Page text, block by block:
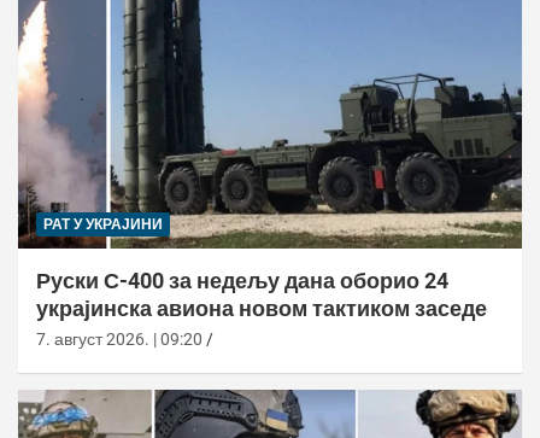
РАТ У УКРАЈИНИ
Руски С-400 за недељу дана оборио 24
украјинска авиона новом тактиком заседе
7. август 2026. | 09:20